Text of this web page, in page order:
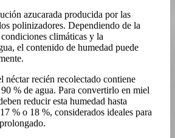
azucarada producida por las
polinizadores. Dependiendo de la
climáticas y la
el contenido de humedad puede
néctar recién recolectado contiene
% de agua. Para convertirlo en miel
reducir esta humedad hasta
% o 18 %, considerados ideales para